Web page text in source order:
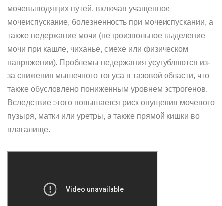
мочевыводящих путей, включая учащенное
мочеиспускание, болезненность при мочеиспускании, а
также недержание мочи (непроизвольное выделение
мочи при кашле, чиханье, смехе или физическом
напряжении). Проблемы недержания усугубляются из-
за снижения мышечного тонуса в тазовой области, что
также обусловлено пониженным уровнем эстрогенов.
Вследствие этого повышается риск опущения мочевого
пузыря, матки или уретры, а также прямой кишки во
влагалище.